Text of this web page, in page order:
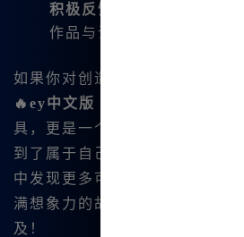
积极反馈
：在这个平台上
作品与设想，互相帮助。
如果你对创造漫画感兴趣，不妨
🔥ey中文版
），它
具，更是一个可以激发你创意
到了属于自己的创作乐趣，也希
中发现更多可能性。无论是生
满想象力的故事，都将因
及！